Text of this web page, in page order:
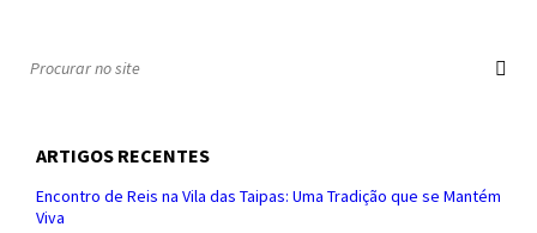
ARTIGOS RECENTES
Encontro de Reis na Vila das Taipas: Uma Tradição que se Mantém
Viva